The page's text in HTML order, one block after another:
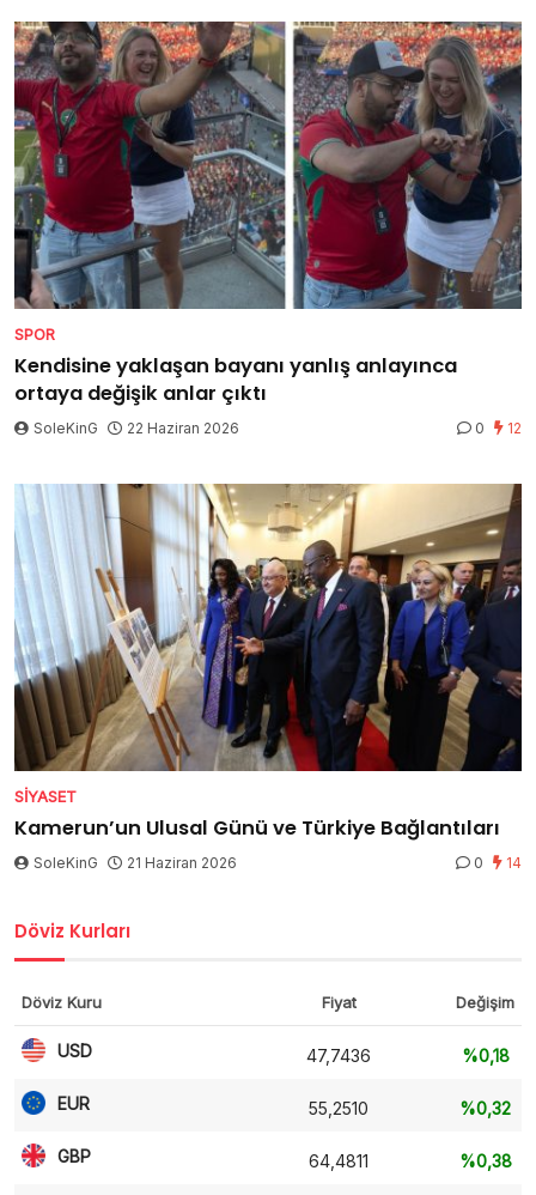
SPOR
Kendisine yaklaşan bayanı yanlış anlayınca
ortaya değişik anlar çıktı
SoleKinG 22 Haziran 2026 0 12
SIYASET
Kamerun’un Ulusal Günü ve Türkiye Bağlantıları
SoleKinG 21 Haziran 2026 0 14
Döviz Kurları
Döviz Kuru Fiyat Değişim
USD 47,7436 %0,18
EUR 55,2510 %0,32
GBP 64,4811 %0,38